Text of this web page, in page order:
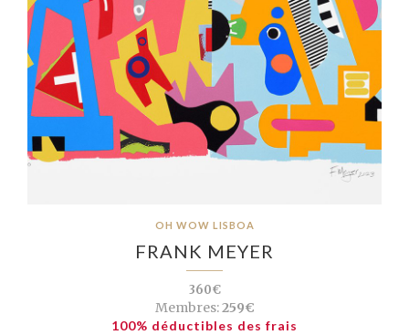
OH WOW LISBOA
FRANK MEYER
360€
Membres:259€
100% déductibles des frais